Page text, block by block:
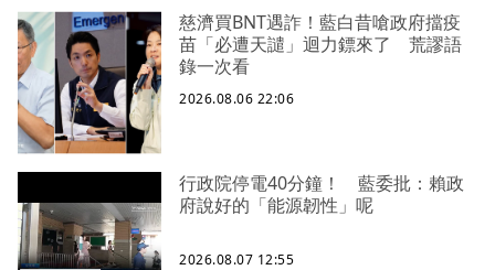
慈濟買BNT遇詐！藍白昔嗆政府擋疫
苗「必遭天譴」迴力鏢來了 荒謬語
錄一次看
2026.08.06 22:06
行政院停電40分鐘！ 藍委批：賴政
府說好的「能源韌性」呢
2026.08.07 12:55